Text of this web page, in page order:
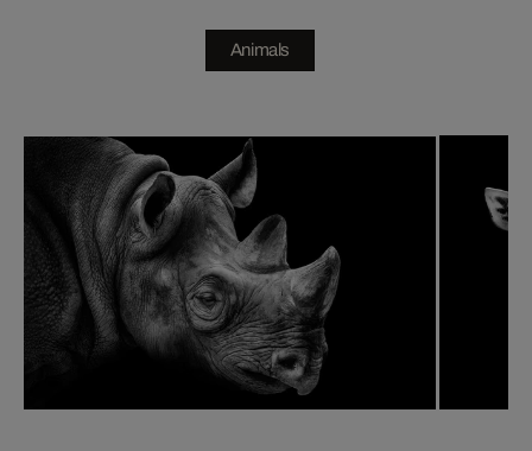
Animals